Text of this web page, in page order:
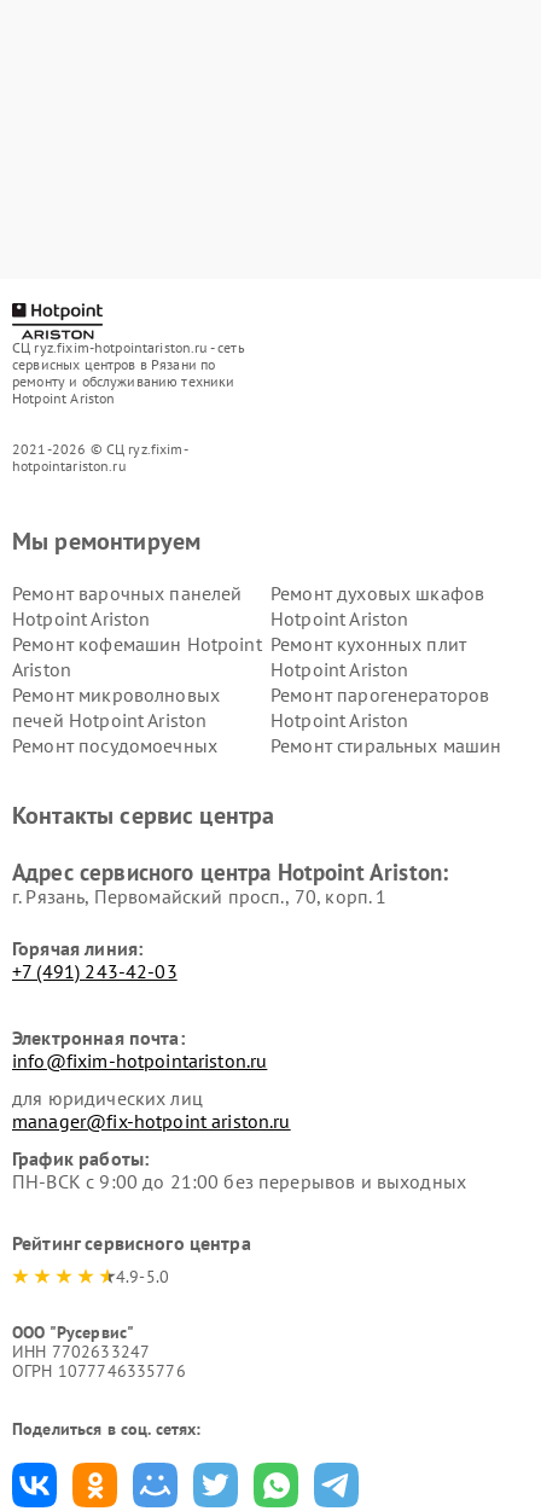
СЦ ryz.fixim-hotpointariston.ru - сеть
сервисных центров в Рязани по
ремонту и обслуживанию техники
Hotpoint Ariston
2021-2026 © СЦ ryz.fixim-
hotpointariston.ru
Мы ремонтируем
Ремонт варочных панелей
Hotpoint Ariston
Ремонт духовых шкафов
Hotpoint Ariston
Ремонт кофемашин Hotpoint
Ariston
Ремонт кухонных плит
Hotpoint Ariston
Ремонт микроволновых
печей Hotpoint Ariston
Ремонт парогенераторов
Hotpoint Ariston
Ремонт посудомоечных
Ремонт стиральных машин
Hotpoint Ariston
Hotpoint Ariston
Ariston
Hotpoint Ariston
Контакты сервис центра
Адрес сервисного центра Hotpoint Ariston:
г. Рязань, Первомайский просп., 70, корп. 1
Горячая линия:
+7 (491) 243-42-03
Электронная почта:
info@fixim-hotpointariston.ru
для юридических лиц
manager@fix-hotpoint ariston.ru
График работы:
ПН-ВСК с 9:00 до 21:00 без перерывов и выходных
Рейтинг сервисного центра
4.9-5.0
ООО "Русервис"
ИНН 7702633247
ОГРН 1077746335776
Поделиться в соц. сетях: